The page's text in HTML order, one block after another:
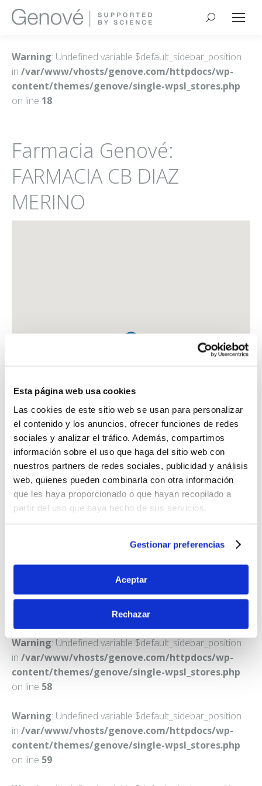
Esta página web usa cookies
Las cookies de este sitio web se usan para personalizar
el contenido y los anuncios, ofrecer funciones de redes
sociales y analizar el tráfico. Además, compartimos
información sobre el uso que haga del sitio web con
nuestros partners de redes sociales, publicidad y análisis
web, quienes pueden combinarla con otra información
que les haya proporcionado o que hayan recopilado a
partir del uso que haya hecho de sus servicios.
Gestionar preferencias
Aceptar
Rechazar
Buscar:
Warning: Undefined variable $default_sidebar_position
in /var/www/vhosts/genove.com/httpdocs/wp-
content/themes/genove/single-wpsl_stores.php
on line 18
Farmacia Genové:
FARMACIA CB DIAZ
MERINO
FARMACIA CB DIAZ MERINO
C. CRISTO DE LA EPIDEMIA, 99
Warning: Undefined variable $default_sidebar_position
in /var/www/vhosts/genove.com/httpdocs/wp-
content/themes/genove/single-wpsl_stores.php
on line 58
Warning: Undefined variable $default_sidebar_position
in /var/www/vhosts/genove.com/httpdocs/wp-
content/themes/genove/single-wpsl_stores.php
on line 59